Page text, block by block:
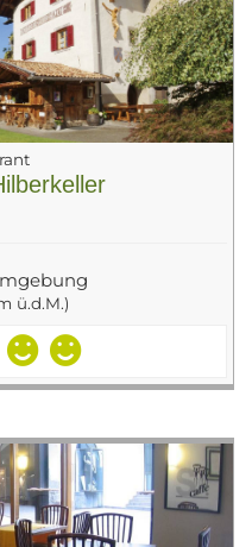
ü.d.M.)